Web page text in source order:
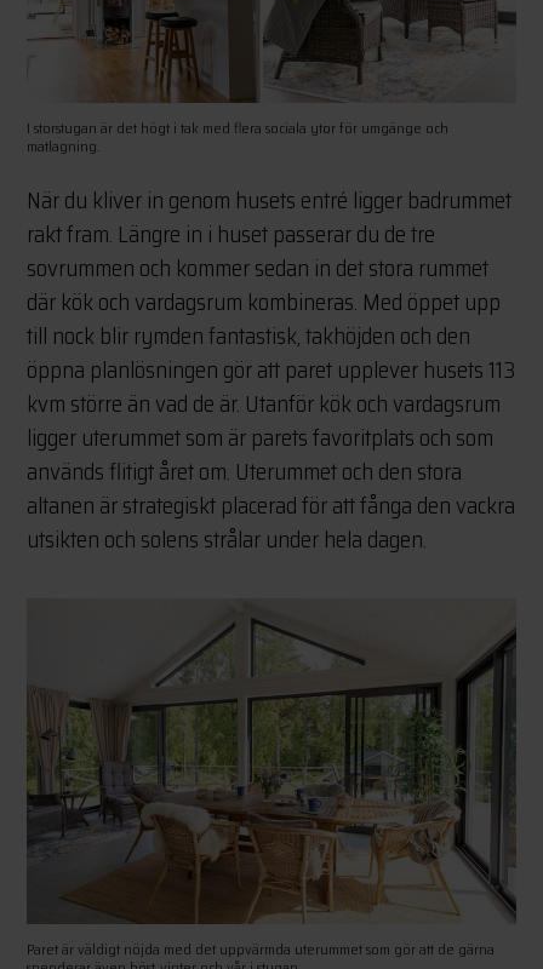
I storstugan är det högt i tak med flera sociala ytor för umgänge och
matlagning.
När du kliver in genom husets entré ligger badrummet
rakt fram. Längre in i huset passerar du de tre
sovrummen och kommer sedan in det stora rummet
där kök och vardagsrum kombineras. Med öppet upp
till nock blir rymden fantastisk, takhöjden och den
öppna planlösningen gör att paret upplever husets 113
kvm större än vad de är. Utanför kök och vardagsrum
ligger uterummet som är parets favoritplats och som
används flitigt året om. Uterummet och den stora
altanen är strategiskt placerad för att fånga den vackra
utsikten och solens strålar under hela dagen.
Paret är väldigt nöjda med det uppvärmda uterummet som gör att de gärna